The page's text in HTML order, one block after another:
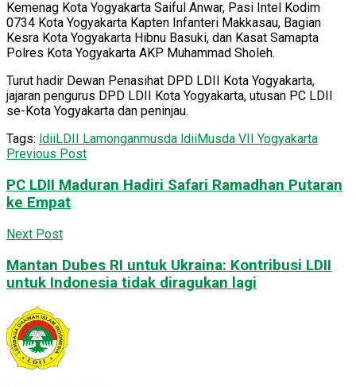
Kemenag Kota Yogyakarta Saiful Anwar, Pasi Intel Kodim
0734 Kota Yogyakarta Kapten Infanteri Makkasau, Bagian
Kesra Kota Yogyakarta Hibnu Basuki, dan Kasat Samapta
Polres Kota Yogyakarta AKP Muhammad Sholeh.
Turut hadir Dewan Penasihat DPD LDII Kota Yogyakarta,
jajaran pengurus DPD LDII Kota Yogyakarta, utusan PC LDII
se-Kota Yogyakarta dan peninjau.
Tags: ldiiLDII Lamonganmusda ldiiMusda VII Yogyakarta
Previous Post
PC LDII Maduran Hadiri Safari Ramadhan Putaran
ke Empat
Next Post
Mantan Dubes RI untuk Ukraina: Kontribusi LDII
untuk Indonesia tidak diragukan lagi